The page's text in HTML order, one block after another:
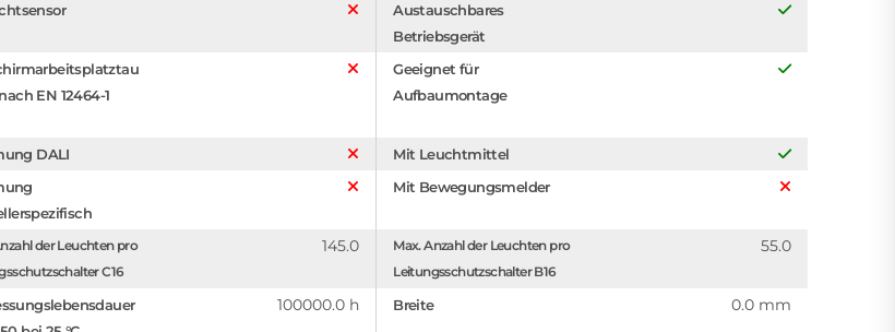
Austauschbares
Betriebsgerät
EN 12464-1
Geeignet für
Aufbaumontage
DALI
Mit Leuchtmittel
Mit Bewegungsmelder
der Leuchten pro
C16
145.0
Max. Anzahl der Leuchten pro
Leitungsschutzschalter B16
55.0
100000.0 h Breite 0.0 mm